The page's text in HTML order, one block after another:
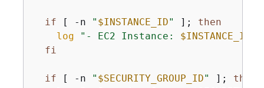
if [ -n " $INSTANCE_ID" ]; then
log
"- EC2 Instance: $INSTANCE_ID
fi
if [ -n " $SECURITY_GROUP_ID" ]; then